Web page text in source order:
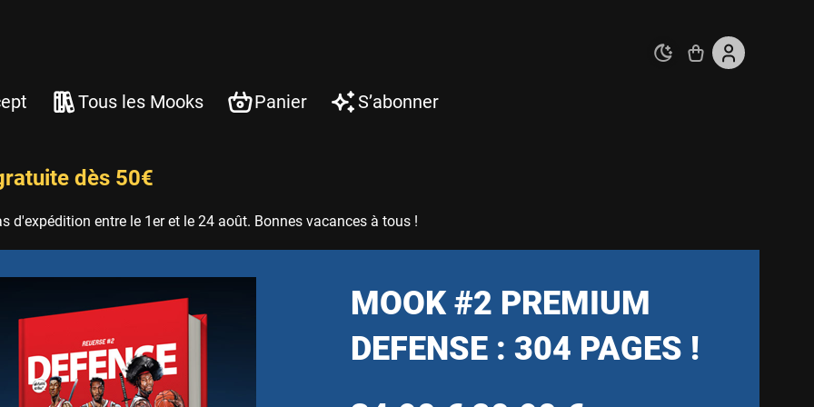
MOOK #2 PREMIUM
DEFENSE : 304 PAGES !
Tous les Mooks Panier S’abonner
dès 50€
d'expédition entre le 1er et le 24 août. Bonnes vacances à tous !